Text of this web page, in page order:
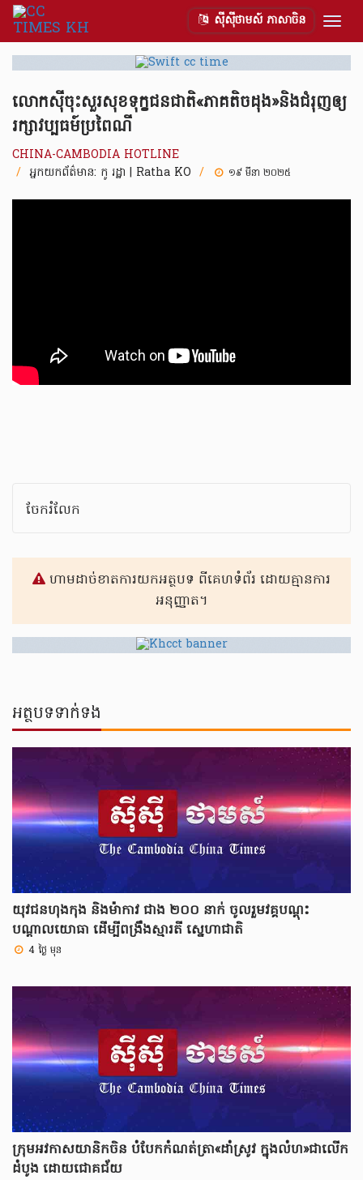
ស៊ីស៊ីថាមស៍ ភាសាចិន
លោកស៊ីចុះសួរសុខទុក្ខជនជាតិ«ភាគតិចដុង»និងជំរុញឲ្យ
រក្សាវប្បធម៍ប្រពៃណី
CHINA-CAMBODIA HOTLINE
/ អ្នកយកព័ត៌មាន: កូ រដ្ឋា | Ratha KO / ១៩ មីនា ២០២៥
ចែករំលែក
ហាមដាច់ខាតការយកអត្ថបទ ពីគេហទំព័រ ដោយគ្មានការ
អនុញ្ញាត។
អត្ថបទទាក់ទង
យុវជនហុងកុង និងម៉ាកាវ ជាង ២០០ នាក់ ចូលរួមវគ្គបណ្ដុះ
បណ្ដាលយោធា ដើម្បីពង្រឹងស្មារតី ស្នេហាជាតិ
4 ថ្ងៃ មុន
ក្រុមអវកាសយានិកចិន បំបែកកំណត់ត្រា«ដាំស្រូវ ក្នុងលំហ»ជាលើក
ដំបូង ដោយជោគជ័យ